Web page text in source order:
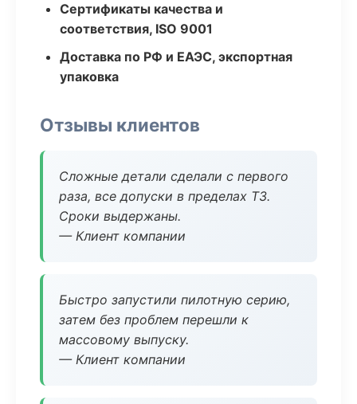
Сертификаты качества и
соответствия, ISO 9001
Доставка по РФ и ЕАЭС, экспортная
упаковка
Отзывы клиентов
Сложные детали сделали с первого
раза, все допуски в пределах ТЗ.
Сроки выдержаны.
— Клиент компании
Быстро запустили пилотную серию,
затем без проблем перешли к
массовому выпуску.
— Клиент компании